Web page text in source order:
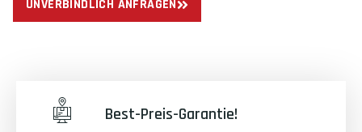
UNVERBINDLICH ANFRAGEN
Best-Preis-Garantie!